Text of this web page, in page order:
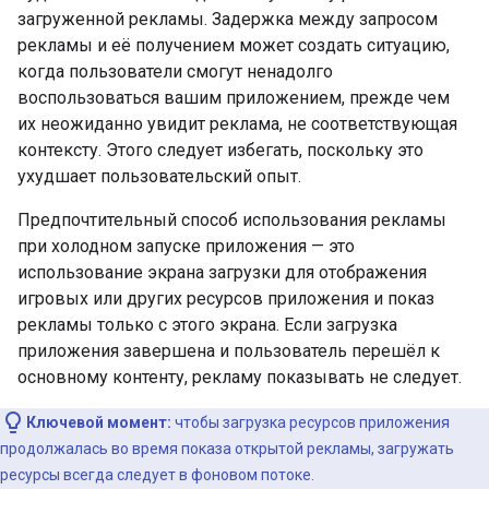
загруженной рекламы. Задержка между запросом
рекламы и её получением может создать ситуацию,
когда пользователи смогут ненадолго
воспользоваться вашим приложением, прежде чем
их неожиданно увидит реклама, не соответствующая
контексту. Этого следует избегать, поскольку это
ухудшает пользовательский опыт.
Предпочтительный способ использования рекламы
при холодном запуске приложения — это
использование экрана загрузки для отображения
игровых или других ресурсов приложения и показ
рекламы только с этого экрана. Если загрузка
приложения завершена и пользователь перешёл к
основному контенту, рекламу показывать не следует.
Ключевой момент: чтобы загрузка ресурсов приложения
продолжалась во время показа открытой рекламы, загружать
ресурсы всегда следует в фоновом потоке.